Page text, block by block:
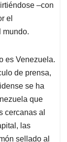
–con
el
mundo.
es Venezuela.
de prensa,
se ha
que
cercanas al
las
sellado al